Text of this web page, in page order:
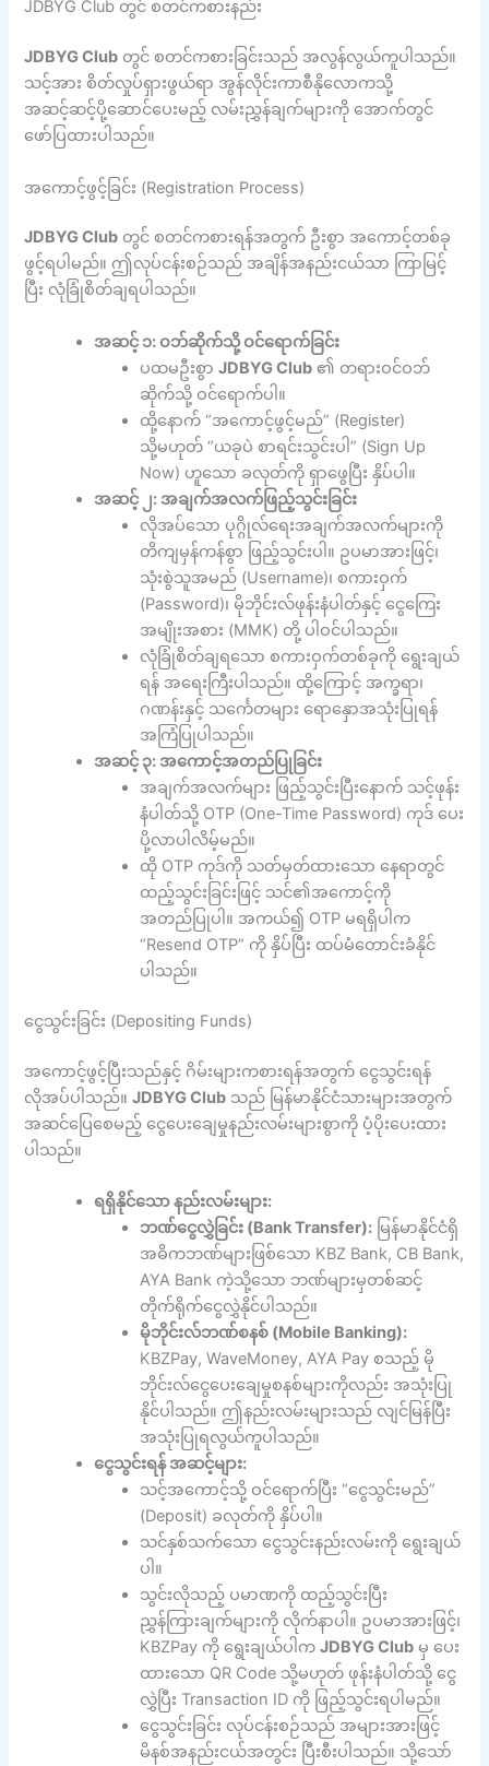
JDBYG Club တွင် စတင်ကစားနည်း
JDBYG Club တွင် စတင်ကစားခြင်းသည် အလွန်လွယ်ကူပါသည်။
သင့်အား စိတ်လှုပ်ရှားဖွယ်ရာ အွန်လိုင်းကာစီနိုလောကသို့
အဆင့်ဆင့်ပို့ဆောင်ပေးမည့် လမ်းညွှန်ချက်များကို အောက်တွင်
ဖော်ပြထားပါသည်။
အကောင့်ဖွင့်ခြင်း (Registration Process)
JDBYG Club တွင် စတင်ကစားရန်အတွက် ဦးစွာ အကောင့်တစ်ခု
ဖွင့်ရပါမည်။ ဤလုပ်ငန်းစဉ်သည် အချိန်အနည်းငယ်သာ ကြာမြင့်
ပြီး လုံခြုံစိတ်ချရပါသည်။
အဆင့် ၁: ဝဘ်ဆိုက်သို့ ဝင်ရောက်ခြင်း
ပထမဦးစွာJDBYG Club ၏ တရားဝင်ဝဘ်
ဆိုက်သို့ ဝင်ရောက်ပါ။
ထို့နောက် “အကောင့်ဖွင့်မည်” (Register)
သို့မဟုတ် “ယခုပဲ စာရင်းသွင်းပါ” (Sign Up
Now) ဟူသော ခလုတ်ကို ရှာဖွေပြီး နှိပ်ပါ။
အဆင့် ၂: အချက်အလက်ဖြည့်သွင်းခြင်း
လိုအပ်သော ပုဂ္ဂိုလ်ရေးအချက်အလက်များကို
တိကျမှန်ကန်စွာ ဖြည့်သွင်းပါ။ ဥပမာအားဖြင့်၊
သုံးစွဲသူအမည် (Username)၊ စကားဝှက်
(Password)၊ မိုဘိုင်းလ်ဖုန်းနံပါတ်နှင့် ငွေကြေး
အမျိုးအစား (MMK) တို့ ပါဝင်ပါသည်။
လုံခြုံစိတ်ချရသော စကားဝှက်တစ်ခုကို ရွေးချယ်
ရန် အရေးကြီးပါသည်။ ထို့ကြောင့် အက္ခရာ၊
ဂဏန်းနှင့် သင်္ကေတများ ရောနှောအသုံးပြုရန်
အကြံပြုပါသည်။
အဆင့် ၃: အကောင့်အတည်ပြုခြင်း
အချက်အလက်များ ဖြည့်သွင်းပြီးနောက် သင့်ဖုန်း
နံပါတ်သို့ OTP (One-Time Password) ကုဒ် ပေး
ပို့လာပါလိမ့်မည်။
ထို OTP ကုဒ်ကို သတ်မှတ်ထားသော နေရာတွင်
ထည့်သွင်းခြင်းဖြင့် သင်၏အကောင့်ကို
အတည်ပြုပါ။ အကယ်၍ OTP မရရှိပါက
“Resend OTP” ကို နှိပ်ပြီး ထပ်မံတောင်းခံနိုင်
ပါသည်။
ငွေသွင်းခြင်း (Depositing Funds)
အကောင့်ဖွင့်ပြီးသည်နှင့် ဂိမ်းများကစားရန်အတွက် ငွေသွင်းရန်
လိုအပ်ပါသည်။JDBYG Club သည် မြန်မာနိုင်ငံသားများအတွက်
အဆင်ပြေစေမည့် ငွေပေးချေမှုနည်းလမ်းများစွာကို ပံ့ပိုးပေးထား
ပါသည်။
ရရှိနိုင်သော နည်းလမ်းများ:
ဘဏ်ငွေလွှဲခြင်း (Bank Transfer): မြန်မာနိုင်ငံရှိ
အဓိကဘဏ်များဖြစ်သော KBZ Bank, CB Bank,
AYA Bank ကဲ့သို့သော ဘဏ်များမှတစ်ဆင့်
တိုက်ရိုက်ငွေလွှဲနိုင်ပါသည်။
မိုဘိုင်းလ်ဘဏ်စနစ် (Mobile Banking):
KBZPay, WaveMoney, AYA Pay စသည့် မို
ဘိုင်းလ်ငွေပေးချေမှုစနစ်များကိုလည်း အသုံးပြု
နိုင်ပါသည်။ ဤနည်းလမ်းများသည် လျင်မြန်ပြီး
အသုံးပြုရလွယ်ကူပါသည်။
ငွေသွင်းရန် အဆင့်များ:
သင့်အကောင့်သို့ ဝင်ရောက်ပြီး “ငွေသွင်းမည်”
(Deposit) ခလုတ်ကို နှိပ်ပါ။
သင်နှစ်သက်သော ငွေသွင်းနည်းလမ်းကို ရွေးချယ်
ပါ။
သွင်းလိုသည့် ပမာဏကို ထည့်သွင်းပြီး
ညွှန်ကြားချက်များကို လိုက်နာပါ။ ဥပမာအားဖြင့်၊
KBZPay ကို ရွေးချယ်ပါကJDBYG Club မှ ပေး
ထားသော QR Code သို့မဟုတ် ဖုန်းနံပါတ်သို့ ငွေ
လွှဲပြီး Transaction ID ကို ဖြည့်သွင်းရပါမည်။
ငွေသွင်းခြင်း လုပ်ငန်းစဉ်သည် အများအားဖြင့်
မိနစ်အနည်းငယ်အတွင်း ပြီးစီးပါသည်။ သို့သော်